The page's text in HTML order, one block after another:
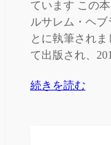
ています この
ルサレム・ヘ
とに執筆され
て出版され、
続きを読む